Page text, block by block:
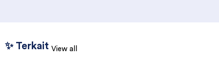
✨ Terkait View all